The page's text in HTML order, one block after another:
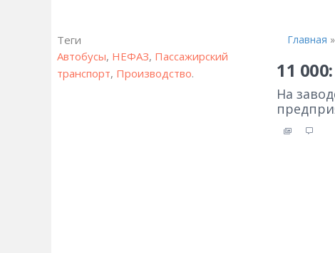
Теги
Автобусы, НЕФАЗ, Пассажирский
транспорт, Производство.
Главная »
11
На